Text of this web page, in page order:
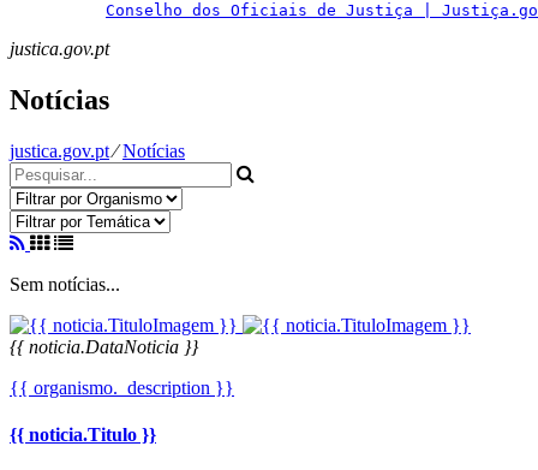
Conselho dos Oficiais de Justiça |
justica.gov.pt
Notícias
justica.gov.pt⁄Notícias
Sem notícias...
{{ noticia.DataNoticia }}
{{ organismo._description }}
{{ noticia.Titulo }}